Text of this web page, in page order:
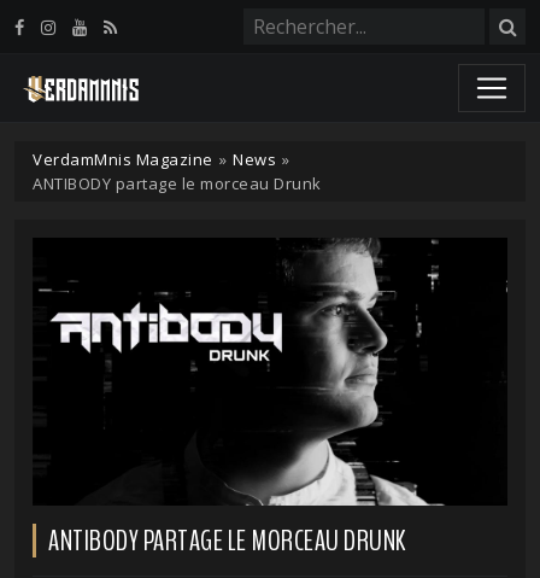
VerdamMnis Magazine » News »
ANTIBODY partage le morceau Drunk
ANTIBODY PARTAGE LE MORCEAU DRUNK
Panneau de gestion des cookies